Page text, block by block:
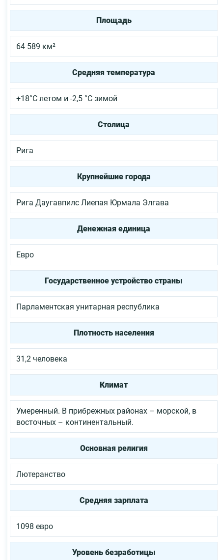
Площадь
64 589 км²
Средняя температура
+18°C летом и -2,5 °C зимой
Столица
Рига
Крупнейшие города
Рига Даугавпилс Лиепая Юрмала Элгава
Денежная единица
Евро
Государственное устройство страны
Парламентская унитарная республика
Плотность населения
31,2 человека
Климат
Умеренный. В прибрежных районах – морской, в
восточных – континентальный.
Основная религия
Лютеранство
Средняя зарплата
1098 евро
Уровень безработицы